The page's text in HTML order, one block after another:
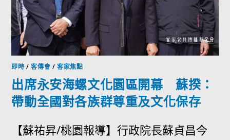
即時 /客傳會/客家焦點
出席永安海螺文化園區開幕 蘇揆：
帶動全國對各族群尊重及文化保存
【蘇祐昇/桃園報導】行政院長蘇貞昌今